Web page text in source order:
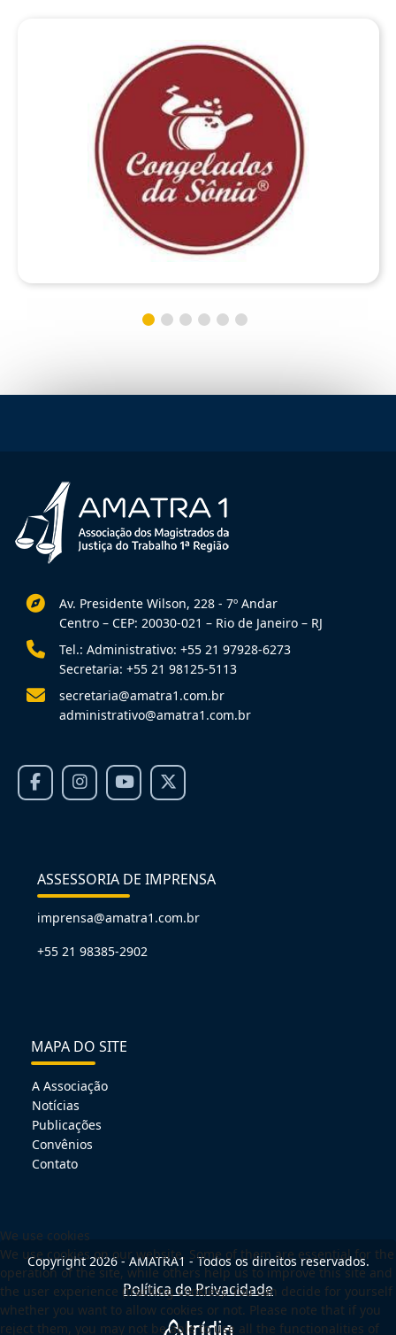
Av. Presidente Wilson, 228 - 7º Andar
Centro – CEP: 20030-021 – Rio de Janeiro – RJ
Tel.: Administrativo: +55 21 97928-6273
Secretaria: +55 21 98125-5113
secretaria@amatra1.com.br
administrativo@amatra1.com.br
ASSESSORIA DE IMPRENSA
imprensa@amatra1.com.br
+55 21 98385-2902
MAPA DO SITE
A Associação
Notícias
Publicações
Convênios
Contato
Copyright 2026 - AMATRA1 - Todos os direitos reservados.
Política de Privacidade
We use cookies
We use cookies on our website. Some of them are essential for the
operation of the site, while others help us to improve this site and
the user experience (tracking cookies). You can decide for yourself
whether you want to allow cookies or not. Please note that if you
reject them, you may not be able to use all the functionalities of